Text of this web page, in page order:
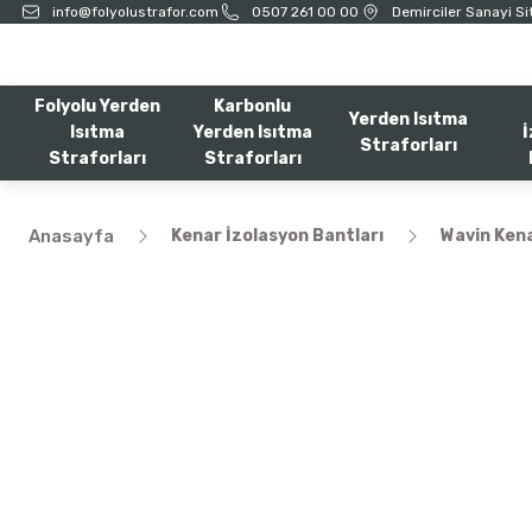
info@folyolustrafor.com 0507 261 00 00 Demirciler Sanayi
Folyolu Yerden
Isıtma
Straforları
Karbonlu
Yerden Isıtma
Straforları
Yerden Isıtma
Straforları
Anasayfa Kenar İzolasyon Bantları Wavin